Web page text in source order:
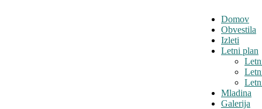
Domov
Obvestila
Izleti
Letni plan
Mladina
Galerija